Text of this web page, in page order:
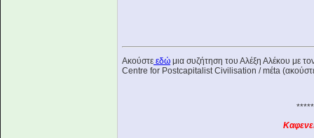
Ακούστε εδώ μια συζήτηση του Αλέξη Αλέκου με
Centre for Postcapitalist Civilisation / mέta